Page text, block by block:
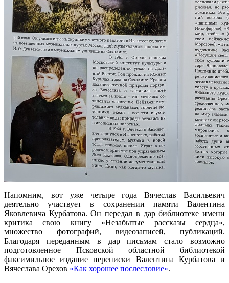
Напомним, вот уже четыре года Вячеслав Васильевич
деятельно участвует в сохранении памяти Валентина
Яковлевича Курбатова. Он передал в дар библиотеке имени
критика свою книгу «Незабытые рассказы сердца»,
множество фотографий, видеозаписей, публикаций.
Благодаря переданным в дар письмам стало возможно
подготовленное Псковской областной библиотекой
факсимильное издание переписки Валентина Курбатова и
Вячеслава Орехов «Как хорошее послесловие».